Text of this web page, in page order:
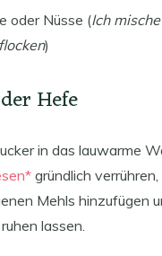
oder Nüsse (Ich
)
Hefe
in das lauwarme
gründlich
Mehls hinzufügen
lassen.